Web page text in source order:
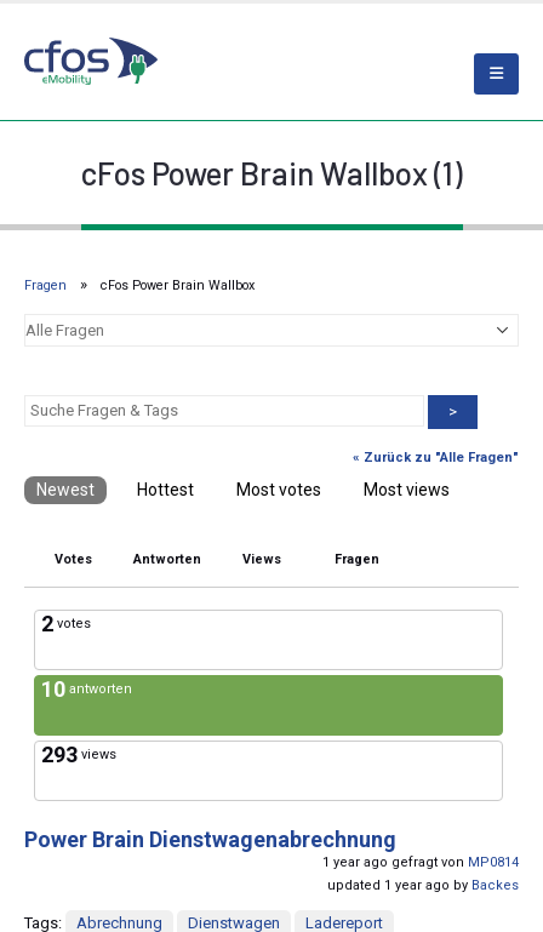
cFos Power Brain Wallbox (1)
Fragen cFos Power Brain Wallbox
>
« Zurück zu "Alle Fragen"
Newest Hottest Most votes Most views
Votes Antworten Views Fragen
2 votes
10 antworten
293 views
Power Brain Dienstwagenabrechnung
1 year ago gefragt von MP0814
updated 1 year ago by Backes
Tags: Abrechnung Dienstwagen
Ladereport